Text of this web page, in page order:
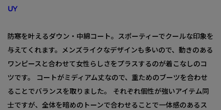
UY
防寒を叶えるダウン・中綿コート。スポーティーでクールな印象を
与えてくれます。メンズライクなデザインも多いので、動きのある
ワンピースと合わせて女性らしさをプラスするのが着こなしのコ
ツです。 コートがミディアム丈なので、重ためのブーツを合わせ
ることでバランスを取りました。 それぞれ個性が強いアイテム同
士ですが、全体を暗めのトーンで合わせることで一体感のあるス